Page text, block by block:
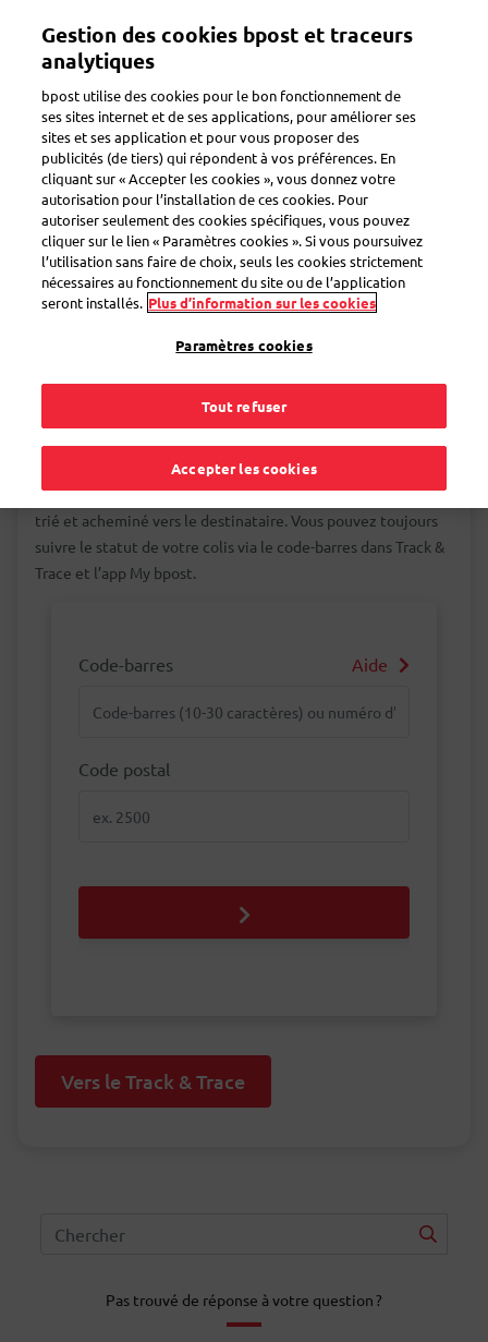
contenu
Toggle navigation
Suivre un colis retourné
Qu’advient-il de mon
colis après que le
facteur l’a enlevé ?
Dès que le facteur a terminé sa tournée, il remet votre colis
au centre de distribution le plus proche. Votre colis est alors
trié et acheminé vers le destinataire. Vous pouvez toujours
suivre le statut de votre colis via le code-barres dans Track &
Trace et l’app My bpost.
Code-barres
Aide
Code postal
Vers le Track & Trace
Pas trouvé de réponse à votre question ?
Gestion des cookies bpost et traceurs
analytiques
bpost utilise des cookies pour le bon fonctionnement de
ses sites internet et de ses applications, pour améliorer ses
sites et ses application et pour vous proposer des
publicités (de tiers) qui répondent à vos préférences. En
cliquant sur « Accepter les cookies », vous donnez votre
autorisation pour l’installation de ces cookies. Pour
autoriser seulement des cookies spécifiques, vous pouvez
cliquer sur le lien « Paramètres cookies ». Si vous poursuivez
l’utilisation sans faire de choix, seuls les cookies strictement
nécessaires au fonctionnement du site ou de l’application
seront installés. Plus d’information sur les cookies
Paramètres cookies
Tout refuser
Accepter les cookies